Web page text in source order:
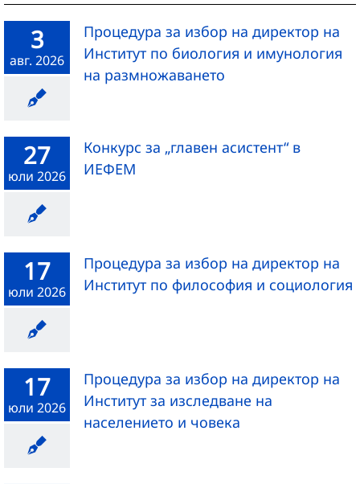
3
авг. 2026
Процедура за избор на директор на
Институт по биология и имунология
на размножаването
27
юли 2026
Конкурс за „главен асистент“ в
ИЕФЕМ
17
юли 2026
Процедура за избор на директор на
Институт по философия и социология
17
юли 2026
Процедура за избор на директор на
Институт за изследване на
населението и човека